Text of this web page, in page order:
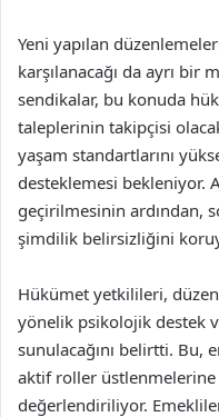
Yeni yapılan
karşılanacağı da ayrı bir
sendikalar, bu konuda
taleplerinin takipçisi
yaşam standartlarını
desteklemesi bekleniyor.
geçirilmesinin ardından,
şimdilik belirsizliğini
Hükümet yetkilileri,
yönelik psikolojik destek
sunulacağını belirtti. Bu,
aktif roller üstlenmelerine
değerlendiriliyor.